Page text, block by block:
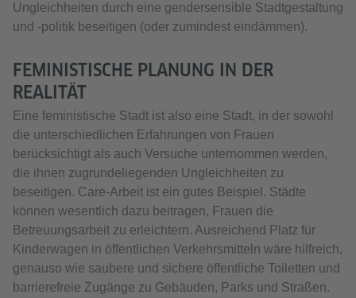
Ungleichheiten durch eine gendersensible Stadtgestaltung
und -politik beseitigen (oder zumindest eindämmen).
FEMINISTISCHE PLANUNG IN DER
REALITÄT
Eine feministische Stadt ist also eine Stadt, in der sowohl
die unterschiedlichen Erfahrungen von Frauen
berücksichtigt als auch Versuche unternommen werden,
die ihnen zugrundeliegenden Ungleichheiten zu
beseitigen. Care-Arbeit ist ein gutes Beispiel. Städte
können wesentlich dazu beitragen, Frauen die
Betreuungsarbeit zu erleichtern. Ausreichend Platz für
Kinderwagen in öffentlichen Verkehrsmitteln wäre hilfreich,
genauso wie saubere und sichere öffentliche Toiletten und
barrierefreie Zugänge zu Gebäuden, Parks und Straßen.